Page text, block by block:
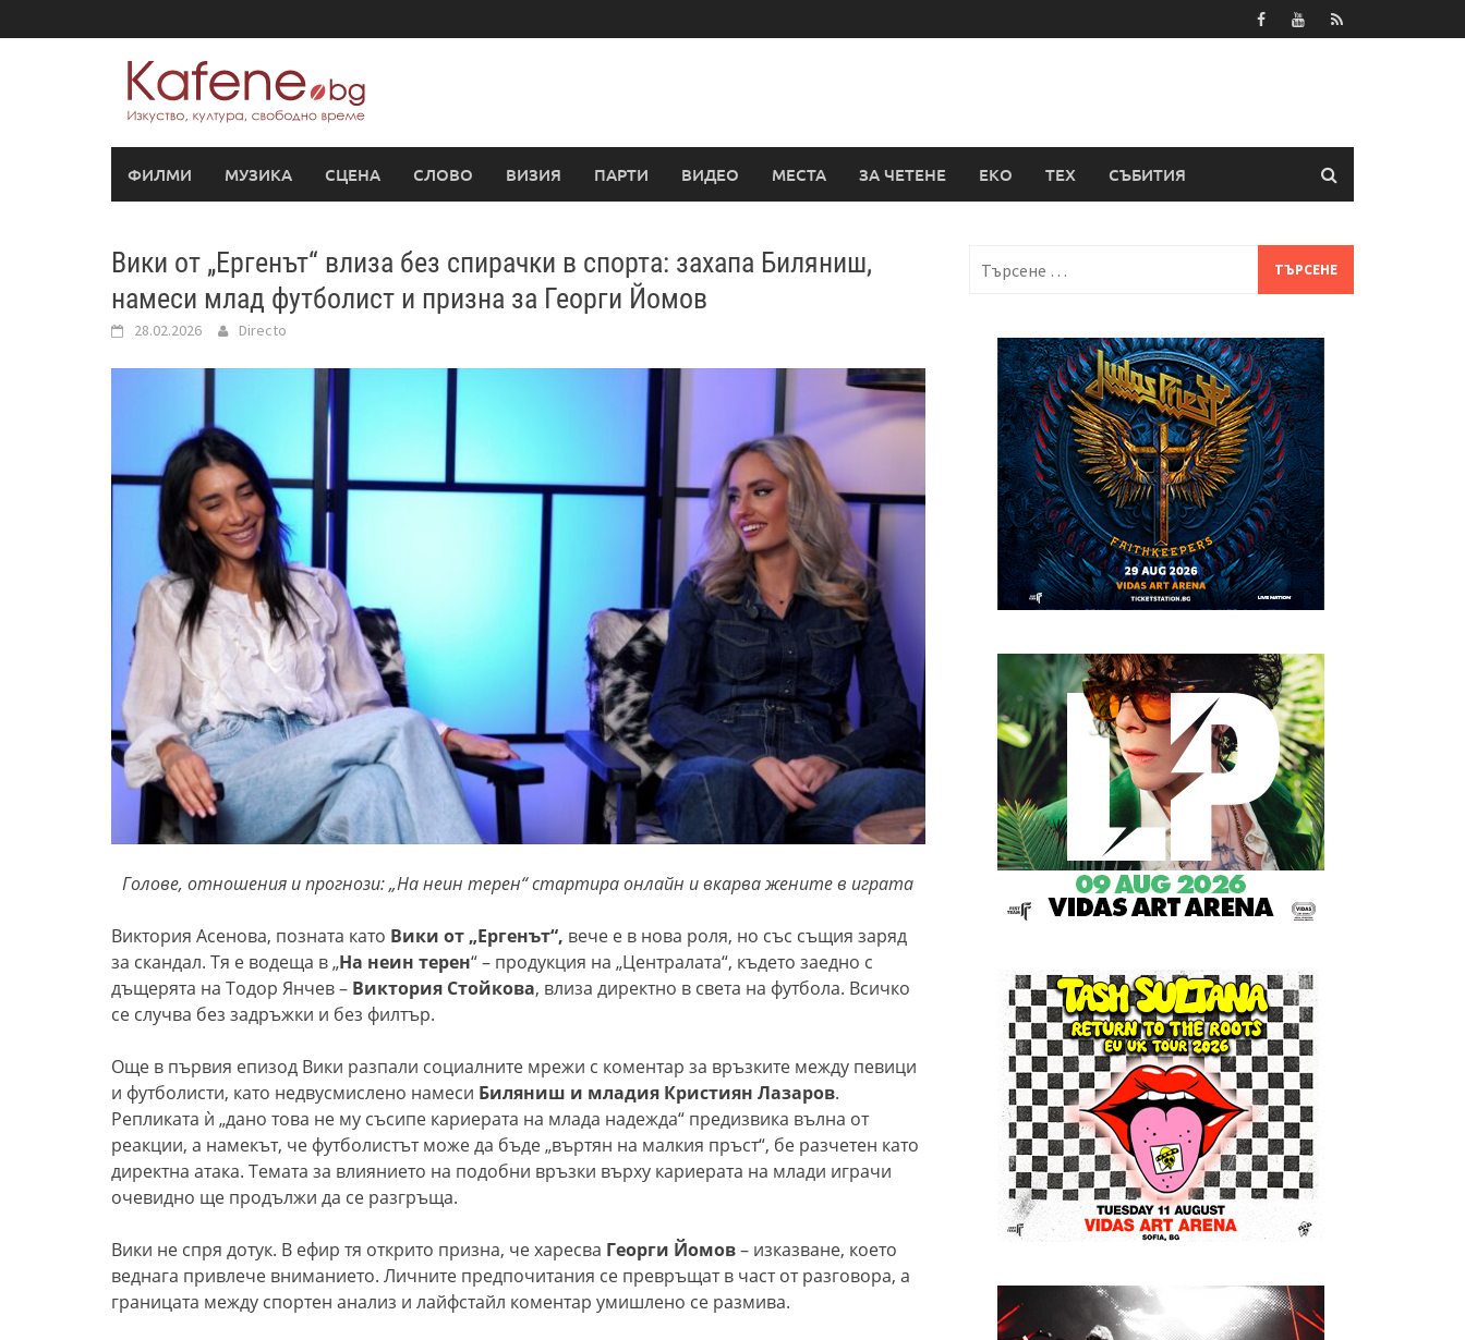
to
ФИЛМИ МУЗИКА СЦЕНА СЛОВО ВИЗИЯ ПАРТИ ВИДЕО МЕСТА ЗА ЧЕТЕНЕ ЕКО ТЕХ СЪБИТИЯ
Вики от „Ергенът“ влиза без спирачки в спорта: захапа Биляниш,
намеси млад футболист и призна за Георги Йомов
28.02.2026 Directo
Голове, отношения и прогнози: „На неин терен“ стартира онлайн и вкарва жените в играта
Виктория Асенова, позната като Вики от „Ергенът“, вече е в нова роля, но със същия заряд
за скандал. Тя е водеща в „На неин терен“ – продукция на „Централата“, където заедно с
дъщерята на Тодор Янчев – Виктория Стойкова, влиза директно в света на футбола. Всичко
се случва без задръжки и без филтър.
Още в първия епизод Вики разпали социалните мрежи с коментар за връзките между певици
и футболисти, като недвусмислено намеси Биляниш и младия Кристиян Лазаров.
Репликата ѝ „дано това не му съсипе кариерата на млада надежда“ предизвика вълна от
реакции, а намекът, че футболистът може да бъде „въртян на малкия пръст“, бе разчетен като
директна атака. Темата за влиянието на подобни връзки върху кариерата на млади играчи
очевидно ще продължи да се разгръща.
Вики не спря дотук. В ефир тя открито призна, че харесва Георги Йомов– изказване, което
веднага привлече вниманието. Личните предпочитания се превръщат в част от разговора, а
границата между спортен анализ и лайфстайл коментар умишлено се размива.
за: